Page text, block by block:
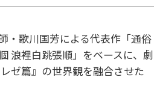
・歌川国芳による代表作「通俗
浪裡白跳張順」をベースに、劇
ゼ篇』の世界観を融合させた